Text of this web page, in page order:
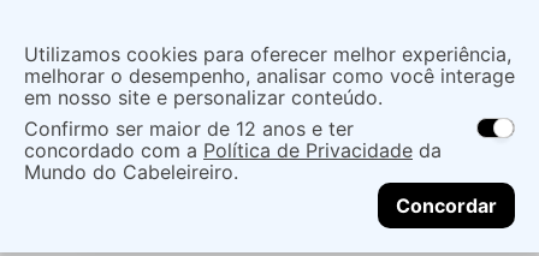
localização
As ofertas e opções de entrega variam de
acordo com a região.Não sei meu CEP
CONTINUAR
O que você procura?
Cuidados com o Corpo Sabonete
Barra
SABONETE EM BARRA PHEBO ROSAS 90G
Utilizamos cookies para oferecer melhor experiência,
melhorar o desempenho, analisar como você interage
em nosso site e personalizar conteúdo.
Confirmo ser maior de 12 anos e ter
concordado com a Política de Privacidade da
Mundo do Cabeleireiro.
Concordar